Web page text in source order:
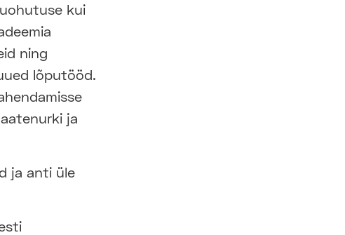
kui
ning
lõputööd.
ja
ja anti üle